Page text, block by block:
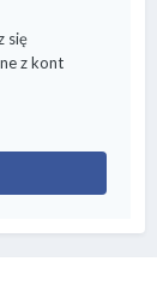
się
z kont